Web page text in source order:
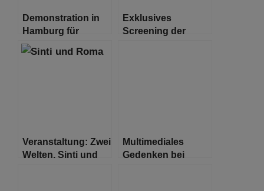
Demonstration in
Hamburg für
Solidarität mit der
Ukraine und
Exklusives
Screening der
Veranstaltung: Zwei
Welten. Sinti und
Multimediales
Gedenken bei